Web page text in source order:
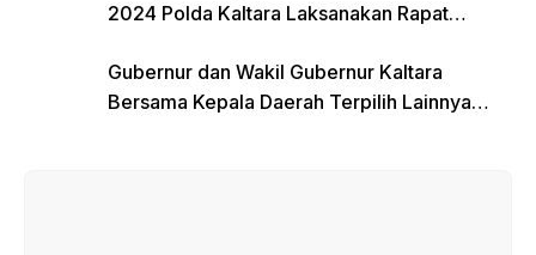
2024 Polda Kaltara Laksanakan Rapat
Gubernur dan Wakil Gubernur Kaltara
Bersama Kepala Daerah Terpilih Lainnya